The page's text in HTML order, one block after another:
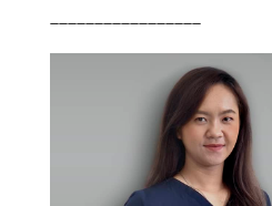
_________________